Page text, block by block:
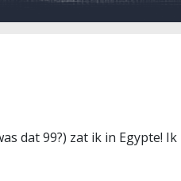
dat 99?) zat ik in Egypte!